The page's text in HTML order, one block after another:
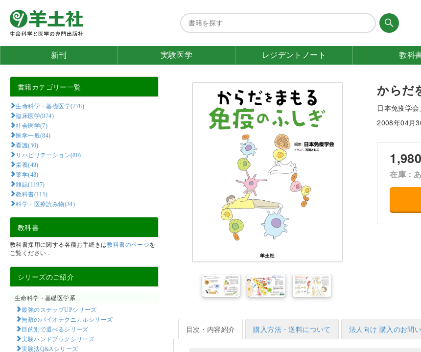
新刊 実験医学 レジデント ノート 教科
書籍カテゴリー一覧
生命科学・基礎医学(778)
臨床医学(974)
社会医学(7)
医学一般(84)
看護(50)
リハビリテーション(80)
栄養(49)
薬学(48)
雑誌(1197)
教科書(115)
科学・医療読み物(34)
教科書
教科書採用に関する各種お手続きは教科書のページを
ご覧ください．
シリーズのご紹介
生命科学・基礎医学系
最強のステップUPシリーズ
無敵のバイオテクニカルシリーズ
目的別で選べるシリーズ
実験ハンドブックシリーズ
実験法Q&Aシリーズ
からだ
日本免疫学
2008年04月
1,980
在庫：
目次・内容紹介 購入方法・送料について 法人向け 購入のお問